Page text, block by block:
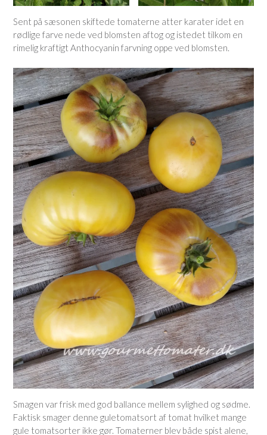
Sent på sæsonen skiftede tomaterne atter karater idet en
rødlige farve nede ved blomsten aftog og istedet tilkom en
rimelig kraftigt Anthocyanin farvning oppe ved blomsten.
Smagen var frisk med god ballance mellem sylighed og sødme.
Faktisk smager denne guletomatsort af tomat hvilket mange
gule tomatsorter ikke gør. Tomaterner blev både spist alene,